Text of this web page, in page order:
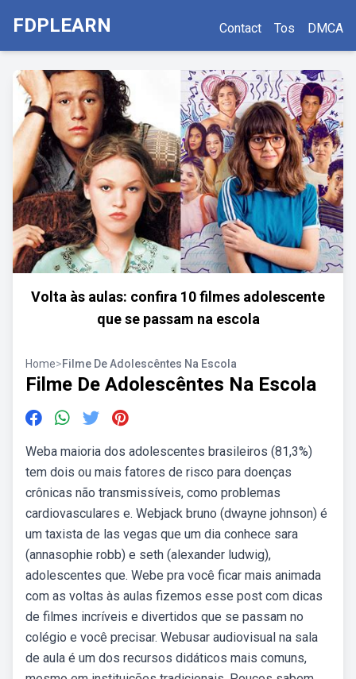
FDPLEARN Contact Tos DMCA
Volta às aulas: confira 10 filmes adolescente
que se passam na escola
Home>Filme De Adolescêntes Na Escola
Filme De Adolescêntes Na Escola
Weba maioria dos adolescentes brasileiros (81,3%)
tem dois ou mais fatores de risco para doenças
crônicas não transmissíveis, como problemas
cardiovasculares e. Webjack bruno (dwayne johnson) é
um taxista de las vegas que um dia conhece sara
(annasophie robb) e seth (alexander ludwig),
adolescentes que. Webe pra você ficar mais animada
com as voltas às aulas fizemos esse post com dicas
de filmes incríveis e divertidos que se passam no
colégio e você precisar. Webusar audiovisual na sala
de aula é um dos recursos didáticos mais comuns,